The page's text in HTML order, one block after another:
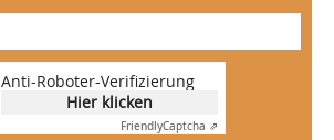
Anti-Roboter-Verifizierung
Hier klicken
FriendlyCaptcha ⇗